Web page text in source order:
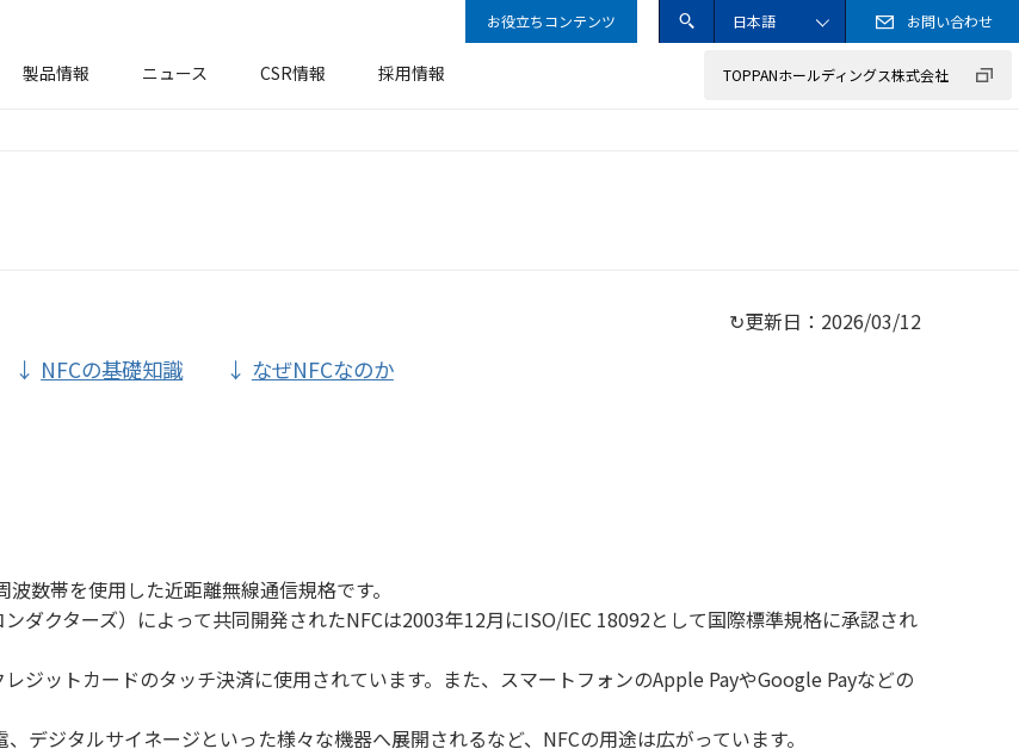
お役立ちコンテンツ
送信
サイト内検索ボック
日本語 お問い合わせ
製品情報 ニュース CSR情報 採用情報 TOPPANホールディングス株式会社
↻更新日： 2026/03/12
NFCの基礎知識 なぜNFCなのか
数帯を使用した近距離無線通信規格です。
ダクターズ）によって共同開発されたNFCは2003年12月にISO/IEC 18092として国際標準規格に承認され
ジットカードのタッチ決済に使用されています。また、スマートフォンのApple PayやGoogle Payなどの
デジタルサイネージといった様々な機器へ展開されるなど、NFCの用途は広がっています。